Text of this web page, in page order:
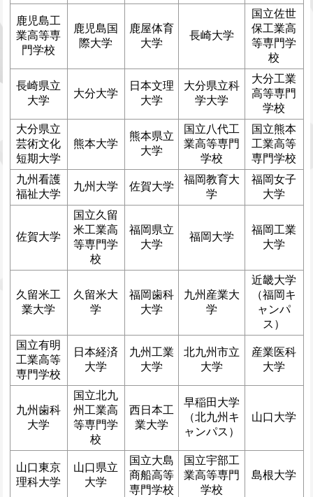
鹿児島工
業高等専
門学校
鹿児島国
際大学
鹿屋体育
大学
長崎大学
国立佐世
保工業高
等専門学
校
長崎県立
大学
大分大学
日本文理
大学
大分県立科
学大学
大分工業
高等専門
学校
大分県立
芸術文化
短期大学
熊本大学
熊本県立
大学
国立八代工
業高等専門
学校
国立熊本
工業高等
専門学校
九州看護
福祉大学
九州大学 佐賀大学
福岡教育大
学
福岡女子
大学
佐賀大学
国立久留
米工業高
等専門学
校
福岡県立
大学
福岡大学
福岡工業
大学
久留米工
業大学
久留米大
学
福岡歯科
大学
九州産業大
学
近畿大学
（福岡キ
ャンパ
ス）
国立有明
工業高等
専門学校
日本経済
大学
九州工業
大学
北九州市立
大学
産業医科
大学
九州歯科
大学
国立北九
州工業高
等専門学
校
西日本工
業大学
早稲田大学
（北九州キ
ャンパス）
山口大学
山口東京
理科大学
山口県立
大学
国立大島
商船高等
専門学校
国立宇部工
業高等専門
学校
島根大学